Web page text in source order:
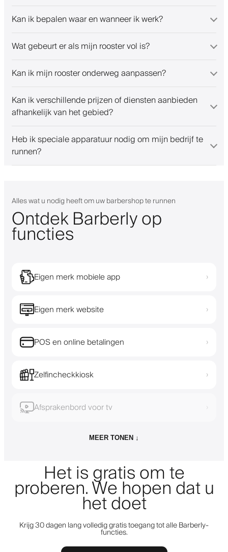
Kan ik bepalen waar en wanneer ik werk?
Wat gebeurt er als mijn rooster vol is?
Kan ik mijn rooster onderweg aanpassen?
Kan ik verschillende prijzen of diensten aanbieden
afhankelijk van het gebied?
Heb ik speciale apparatuur nodig om mijn bedrijf te
runnen?
Alles wat u nodig heeft om uw barbershop te runnen
Ontdek Barberly op
functies
Eigen merk mobiele app ›
Eigen merk website ›
POS en online betalingen ›
Zelfincheckkiosk ›
Afsprakenbord voor tv ›
MEER TONEN ↓
Het is gratis om te
proberen. We hopen dat u
het doet
Krijg 30 dagen lang volledig gratis toegang tot alle Barberly-
functies.